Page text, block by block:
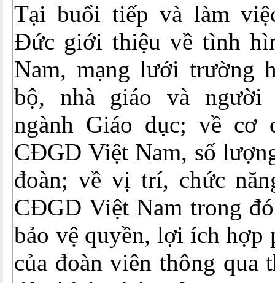
Tại buổi tiếp và làm
Đức giới thiệu về tình
Nam, mạng lưới trường
bộ, nhà giáo và người
ngành Giáo dục; về cơ
CĐGD Việt Nam, số
đoàn; về vị trí, chức
CĐGD Việt Nam trong
bảo vệ quyền, lợi ích hợp
của đoàn viên thông qua